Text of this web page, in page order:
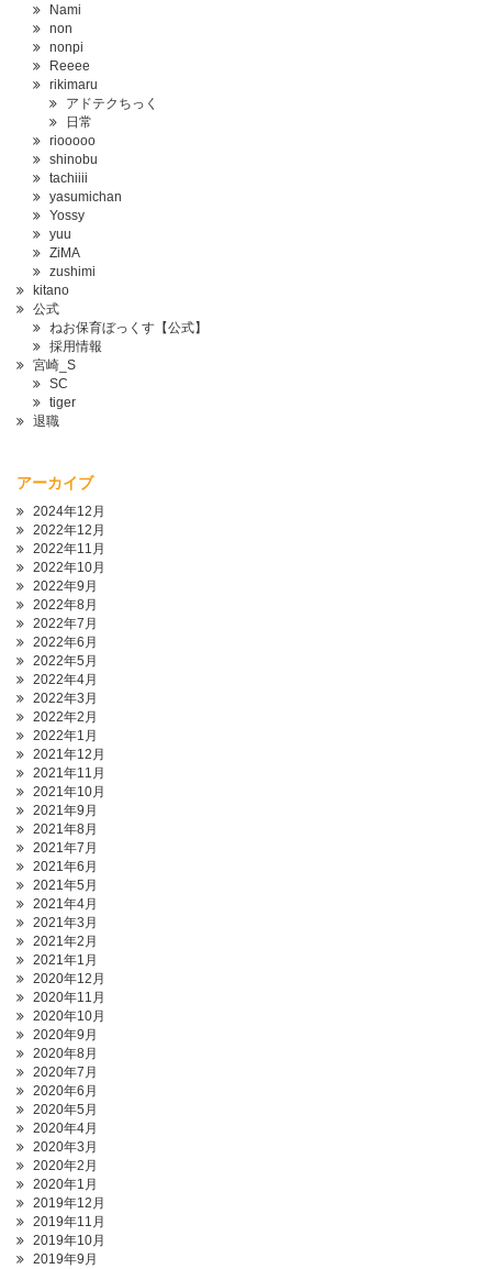
Nami
non
nonpi
Reeee
rikimaru
アドテクちっく
日常
riooooo
shinobu
tachiiii
yasumichan
Yossy
yuu
ZiMA
zushimi
kitano
公式
ねお保育ぼっくす【公式】
採用情報
宮崎_S
SC
tiger
退職
アーカイブ
2024年12月
2022年12月
2022年11月
2022年10月
2022年9月
2022年8月
2022年7月
2022年6月
2022年5月
2022年4月
2022年3月
2022年2月
2022年1月
2021年12月
2021年11月
2021年10月
2021年9月
2021年8月
2021年7月
2021年6月
2021年5月
2021年4月
2021年3月
2021年2月
2021年1月
2020年12月
2020年11月
2020年10月
2020年9月
2020年8月
2020年7月
2020年6月
2020年5月
2020年4月
2020年3月
2020年2月
2020年1月
2019年12月
2019年11月
2019年10月
2019年9月